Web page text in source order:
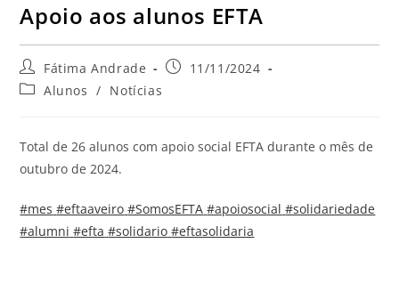
Apoio aos alunos EFTA
Fátima Andrade
11/11/2024
Alunos / Notícias
Total de 26 alunos com apoio social EFTA durante o mês de
outubro de 2024.
#mes #eftaaveiro #SomosEFTA #apoiosocial #solidariedade
#alumni #efta #solidario #eftasolidaria